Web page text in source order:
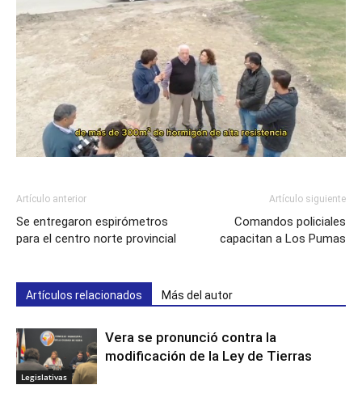
Artículo anterior
Se entregaron espirómetros
para el centro norte provincial
Artículo siguiente
Comandos policiales
capacitan a Los Pumas
Artículos relacionados Más del autor
Legislativas
Vera se pronunció contra la
modificación de la Ley de Tierras